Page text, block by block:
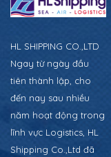
HL SHIPPING CO.,LTD
Ngay từ ngày đầu
tiên thành lập, cho
đến nay sau nhiều
năm hoạt động trong
lĩnh vực Logistics, HL
Shipping Co.,Ltd đã